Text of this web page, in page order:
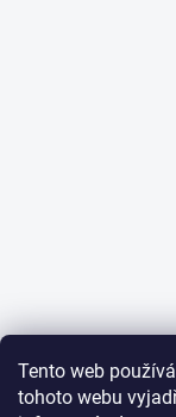
Tento web
tohoto webu